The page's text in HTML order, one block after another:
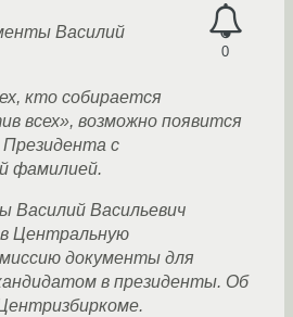
0
Василий
кто собирается
всех», возможно появится
с
фамилией.
Василий Васильевич
Центральную
документы для
в президенты. Об